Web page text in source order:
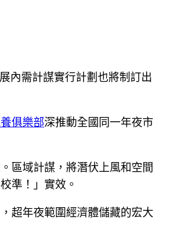
內需計謀實行計劃也將制訂出
俱樂部深推動全國同一年夜市
區域計謀，將潛伏上風和空間
準！」實效。
超年夜範圍經濟體儲藏的宏大